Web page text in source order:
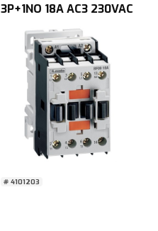
3P+1NO 18A AC3 230VAC
50/60Hz spole Lovato
Chint
# 4101203